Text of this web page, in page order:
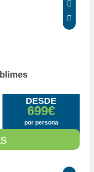
DESDE
699€
por persona